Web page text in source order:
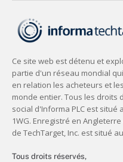
Tous droits réservés,